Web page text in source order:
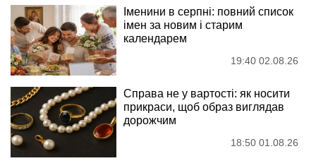
Іменини в серпні: повний список
імен за новим і старим
календарем
19:40 02.08.26
Справа не у вартості: як носити
прикраси, щоб образ виглядав
дорожчим
18:50 01.08.26